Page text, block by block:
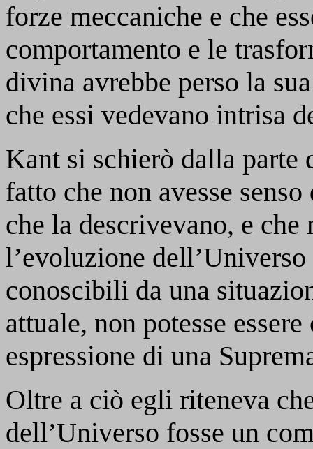
forze meccaniche e che
comportamento e le
divina avrebbe perso la
che essi vedevano intrisa
Kant si schierò dalla parte
fatto che non avesse
che la descrivevano, e che
l’evoluzione
conoscibili da una
attuale, non potesse essere
espressione di una
Oltre a ciò egli riteneva
dell’Universo fosse un